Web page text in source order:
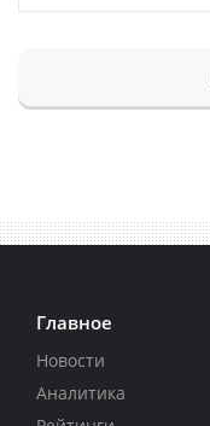
Главное
Новости
Аналитика